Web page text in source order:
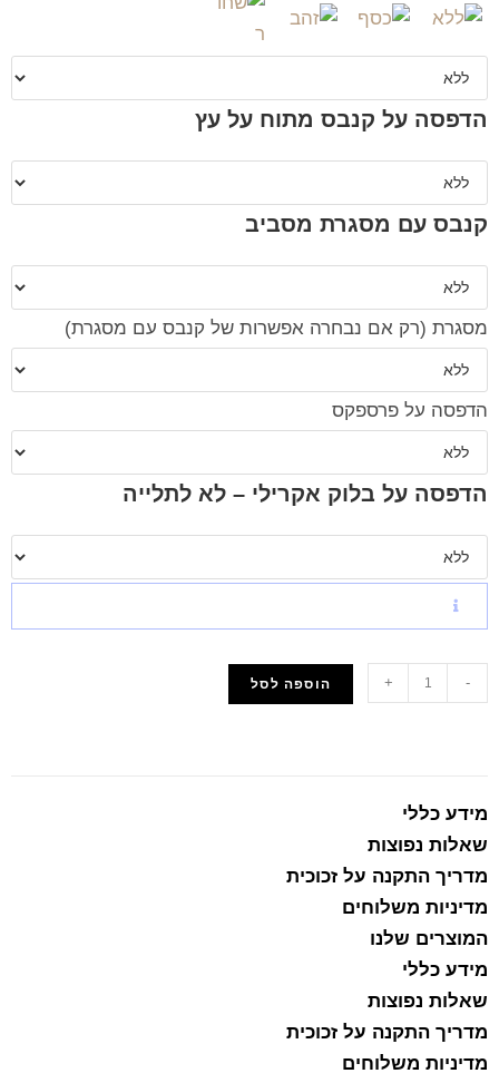
הדפסה על קנבס מתוח על עץ
קנבס עם מסגרת מסביב
מסגרת (רק אם נבחרה אפשרות של קנבס עם מסגרת)
הדפסה על פרספקס
הדפסה על בלוק אקרילי – לא לתלייה
-
+ הוספה לסל
מידע כללי
שאלות נפוצות
מדריך התקנה על זכוכית
מדיניות משלוחים
המוצרים שלנו
מידע כללי
שאלות נפוצות
מדריך התקנה על זכוכית
מדיניות משלוחים